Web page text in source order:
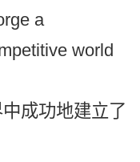
a
world
成功地建立了